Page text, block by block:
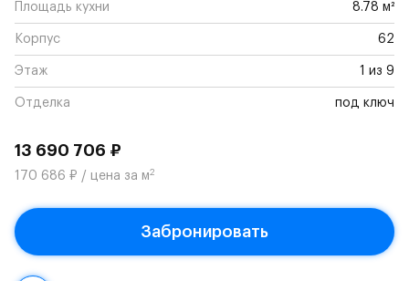
Площадь кухни 8.78 м²
Корпус 62
Этаж 1 из 9
Отделка под ключ
13 690 706 ₽
170 686 ₽ / цена за м2
Забронировать